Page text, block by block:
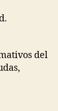
del